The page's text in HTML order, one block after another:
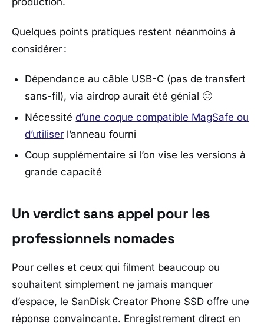
Quelques points pratiques restent néanmoins à
considérer :
Dépendance au câble USB-C (pas de transfert
sans-fil), via airdrop aurait été génial 🙂
Nécessitéd’une coque compatible MagSafe ou
d’utiliser l’anneau fourni
Coup supplémentaire si l’on vise les versions à
grande capacité
Un verdict sans appel pour les
professionnels nomades
Pour celles et ceux qui filment beaucoup ou
souhaitent simplement ne jamais manquer
d’espace, le SanDisk Creator Phone SSD offre une
réponse convaincante. Enregistrement direct en